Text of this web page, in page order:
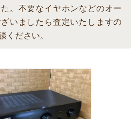
。不要なイヤホンなどのオー
いましたら査定いたしますの
ください。